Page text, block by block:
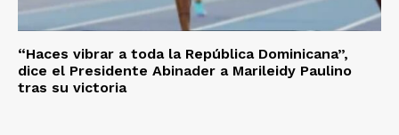
“Haces vibrar a toda la República Dominicana”,
dice el Presidente Abinader a Marileidy Paulino
tras su victoria